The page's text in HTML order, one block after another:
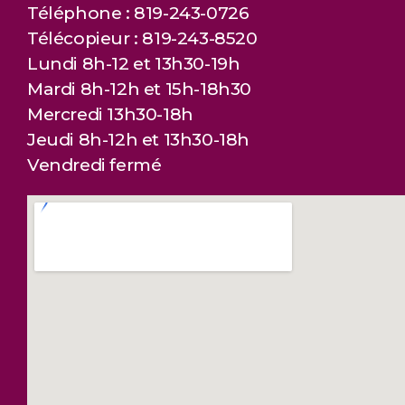
Téléphone : 819-243-0726
Télécopieur : 819-243-8520
Lundi 8h-12 et 13h30-19h
Mardi 8h-12h et 15h-18h30
Mercredi 13h30-18h
Jeudi 8h-12h et 13h30-18h
Vendredi fermé